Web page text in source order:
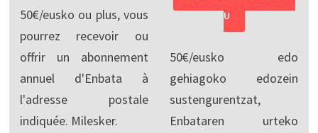
50€/eusko ou plus, vous
pourrez recevoir ou
offrir un abonnement
annuel d'Enbata à
l'adresse postale
indiquée. Milesker.
U
50€/eusko edo
gehiagoko edozein
sustengurentzat,
Enbataren urteko